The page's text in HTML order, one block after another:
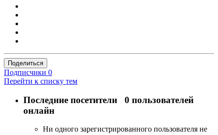
Поделиться
Подписчики 0
Перейти к списку тем
Последние посетители 0 пользователей
онлайн
Ни одного зарегистрированного пользователя не